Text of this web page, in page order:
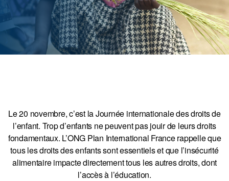
Le 20 novembre, c’est la Journée internationale des droits de
l’enfant. Trop d’enfants ne peuvent pas jouir de leurs droits
fondamentaux. L’ONG Plan International France rappelle que
tous les droits des enfants sont essentiels et que l’insécurité
alimentaire impacte directement tous les autres droits, dont
l’accès à l’éducation.